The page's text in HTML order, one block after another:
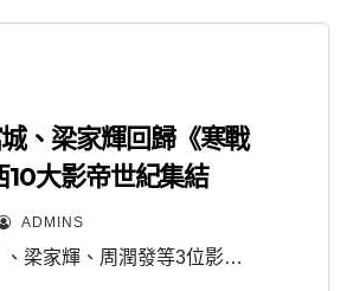
、梁家輝回歸《寒戰
大影帝世紀集結
ADMINS
梁家輝、周潤發等3位影…